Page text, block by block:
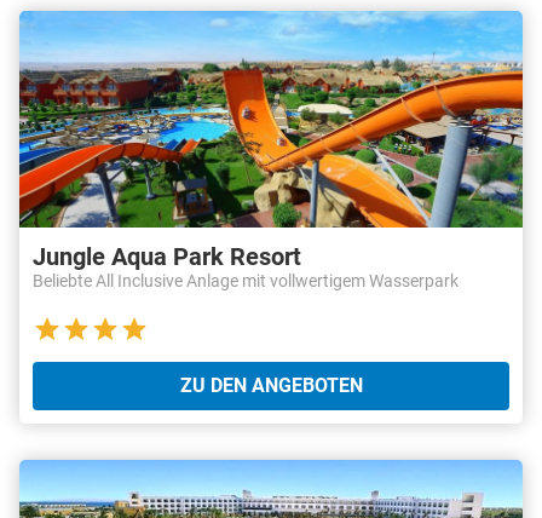
Jungle Aqua Park Resort
Beliebte All Inclusive Anlage mit vollwertigem Wasserpark
ZU DEN ANGEBOTEN